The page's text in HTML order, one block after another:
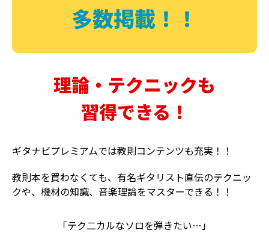
多数掲載！！
理論・テクニックも
習得できる！
ギタナビプレミアムでは教則コンテンツも充実！！
教則本を買わなくても、有名ギタリスト直伝のテクニッ
クや、機材の知識、音楽理論をマスターできる！！
「テク二カルなソロを弾きたい…」